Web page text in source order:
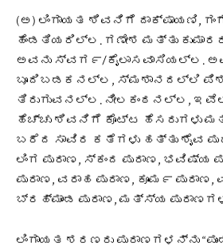
(ಅ) ಲಿಂಗಾಯತ ಶಿವನಿಗೆ ದಾಕ್ಷಾಯಣಿ,
ಹೆಂಡತಿಯರಿಲ್ಲ. ಗಣೇಶ ಮತ್ತು
ಅವನು ಸ್ವಗ೯/ಕೈಲಾಸವಾಸಿಯಲ್ಲ.
ಬೂದಿಬಡಕನಲ್ಲ, ಸ್ಮಶಾನದಲ್ಲಿ
ತಿರುಗುವನಲ್ಲ. ನೀಲಕಂಠನಲ್ಲ,
ಹೆಚ್ಚು ಶಿವನಿಗೆ ಕೊಟ್ಟ ಹೆಸರುಗಳು
ಬರೆದ ಸಾವಿರ ಕತೆಗಳು ಹತ್ತು ಶೈವ
ಲಿಂಗ ಪುರಾಣ, ಸ್ಕಂದ ಪುರಾಣ, ಭವಿಷ್ಯ
ಪುರಾಣ, ವರಾಹ ಪುರಾಣ, ಕೂಮ೯ ಪುರಾಣ,
ಬ್ರಹ್ಮಾಂಡ ಪುರಾಣ, ಮತ್ಸ್ಯ
ಲಿಂಗಾಯತ ಶರಣರು ಪುರಾಣಗಳನ್ನು